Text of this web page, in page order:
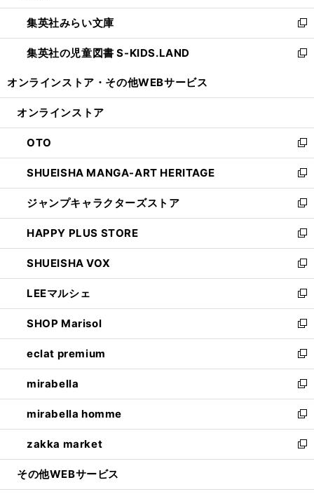
開
く
ウ
で
開
く
ン
ド
ウ
で
ウ
ィ
ン
ド
開
集英社みらい文庫
新
し
い
ン
ウ
で
開
く
集英社の児童図書 S-KIDS.LAND
新
ウ
ン
ド
ウ
で
開
く
オンラインストア・ その他WEBサービス
オンラインストア
OTO
新
し
い
ウ
ィ
ン
ド
ウ
で
開
く
SHUEISHA MANGA-ART HERITAGE
新
し
い
ウ
ィ
ン
ド
ウ
で
開
く
ジャンプキャラクターズストア
新
し
い
ウ
ィ
ン
ド
ウ
で
開
く
HAPPY PLUS STORE
新
し
い
ウ
ィ
ン
ド
ウ
で
開
く
SHUEISHA VOX
新
し
い
ウ
ィ
ン
ド
ウ
で
開
く
LEEマルシェ
新
し
い
ウ
ィ
ン
ド
ウ
で
開
く
SHOP Marisol
新
し
い
ウ
ィ
ン
ド
ウ
で
開
eclat premium
新
し
い
ウ
ィ
ン
ド
ウ
開
mirabella
新
し
い
ウ
ィ
ン
ウ
mirabella homme
新
し
い
ウ
ン
zakka market
新
し
ウ
その他WEBサービス